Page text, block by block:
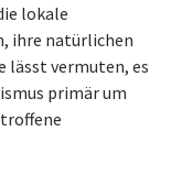
lokale
ihre natürlichen
lässt vermuten, es
primär um